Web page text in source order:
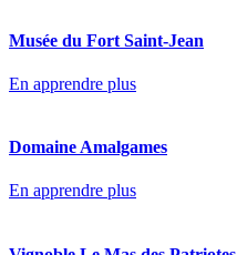
Musée du Fort Saint-Jean
En apprendre plus
Domaine Amalgames
En apprendre plus